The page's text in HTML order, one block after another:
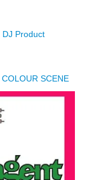
SCENE